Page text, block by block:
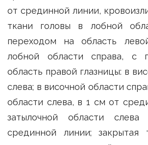
от срединной линии,
ткани головы в лобной
переходом на область
лобной области справа, с
область правой глазницы: в
слева; в височной области
области слева, в 1 см от
затылочной области
срединной линии; закрытая